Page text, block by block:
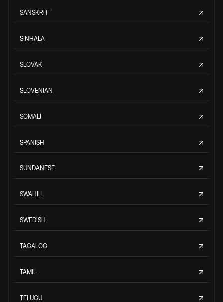
SANSKRIT
SINHALA
SLOVAK
SLOVENIAN
SOMALI
SPANISH
SUNDANESE
SWAHILI
SWEDISH
TAGALOG
TAMIL
TELUGU